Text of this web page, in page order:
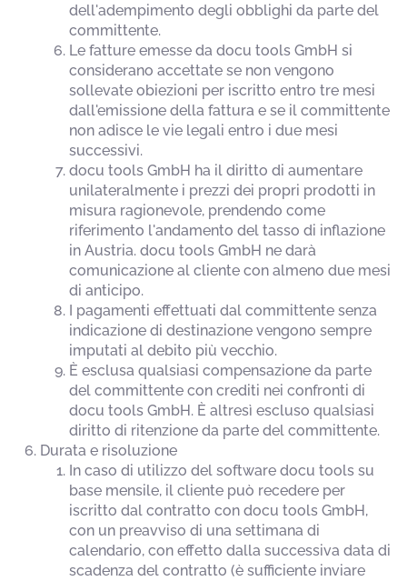
dell'adempimento degli obblighi da parte del
committente.
Le fatture emesse da docu tools GmbH si
considerano accettate se non vengono
sollevate obiezioni per iscritto entro tre mesi
dall'emissione della fattura e se il committente
non adisce le vie legali entro i due mesi
successivi.
docu tools GmbH ha il diritto di aumentare
unilateralmente i prezzi dei propri prodotti in
misura ragionevole, prendendo come
riferimento l'andamento del tasso di inflazione
in Austria. docu tools GmbH ne darà
comunicazione al cliente con almeno due mesi
di anticipo.
I pagamenti effettuati dal committente senza
indicazione di destinazione vengono sempre
imputati al debito più vecchio.
È esclusa qualsiasi compensazione da parte
del committente con crediti nei confronti di
docu tools GmbH. È altresì escluso qualsiasi
diritto di ritenzione da parte del committente.
Durata e risoluzione
In caso di utilizzo del software docu tools su
base mensile, il cliente può recedere per
iscritto dal contratto con docu tools GmbH,
con un preavviso di una settimana di
calendario, con effetto dalla successiva data di
scadenza del contratto (è sufficiente inviare